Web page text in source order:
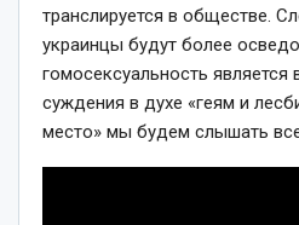
транслируется в обществе.
украинцы будут более
гомосексуальность
суждения в духе «геям и
место» мы будем слышать